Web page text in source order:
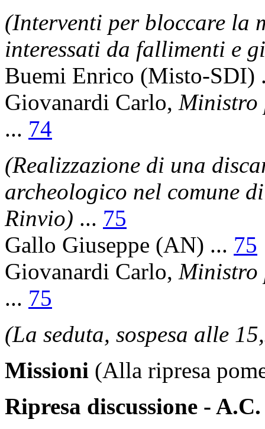
(Interventi per bloccare la
interessati da fallimenti e
Buemi Enrico (Misto-SDI)
Giovanardi Carlo, Ministro
... 74
(Realizzazione di una
archeologico nel comune
Rinvio) ... 75
Gallo Giuseppe (AN) ... 75
Giovanardi Carlo, Ministro
... 75
(La seduta, sospesa alle
Missioni (Alla ripresa
Ripresa discussione -